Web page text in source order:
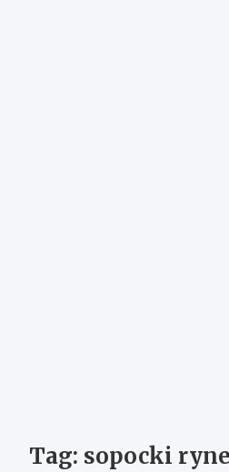
Tag: sopocki